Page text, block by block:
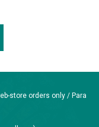
store orders only / Para